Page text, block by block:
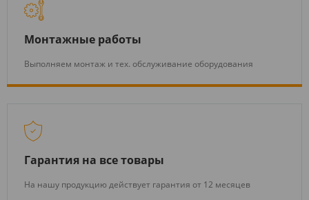
Монтажные работы
Выполняем монтаж и тех. обслуживание оборудования
Гарантия на все товары
На нашу продукцию действует гарантия от 12 месяцев